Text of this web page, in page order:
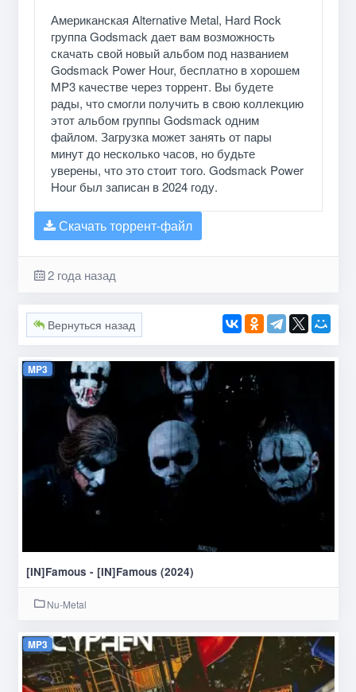
Американская Alternative Metal, Hard Rock
группа Godsmack дает вам возможность
скачать свой новый альбом под названием
Godsmack Power Hour, бесплатно в хорошем
MP3 качестве через торрент. Вы будете
рады, что смогли получить в свою коллекцию
этот альбом группы Godsmack одним
файлом. Загрузка может занять от пары
минут до несколько часов, но будьте
уверены, что это стоит того. Godsmack Power
Hour был записан в 2024 году.
Скачать торрент-файл
2 года назад
Вернуться назад
MP3
[IN]Famous - [IN]Famous (2024)
Nu-Metal
MP3